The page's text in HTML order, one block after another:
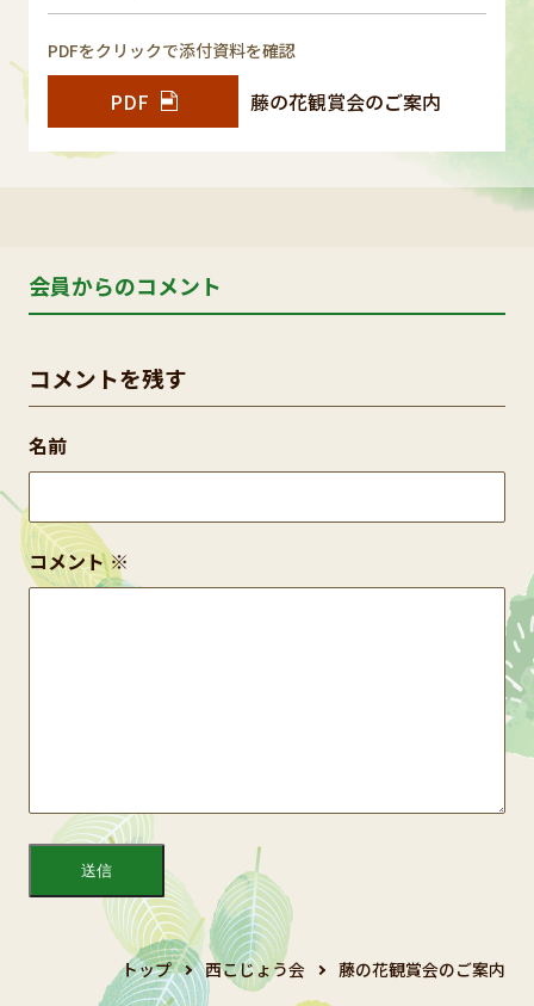
PDFをクリックで添付資料を確認
PDF 藤の花観賞会のご案内
会員からのコメント
コメントを残す
コメント※
名前
トップ 西こじょう会 藤の花観賞会のご案内